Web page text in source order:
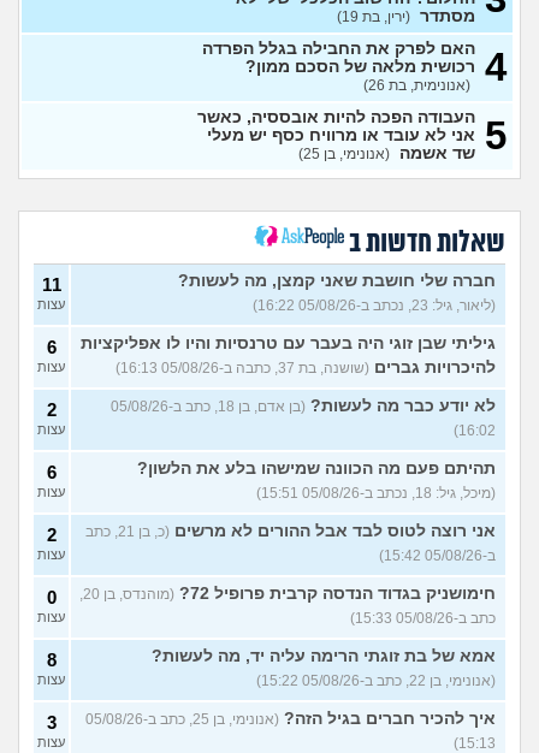
(נקטרינה, בת 30)
איך לבטל הכל ולהחזיר את
הסכום ששילמתי?
(אנונימית, בת
90)
0
מרגיש תקוע במקום מבחינת
עבודה והחיים (עוד אחד, בן 31)
1
איך לעזאזל בעל עסק יכול
לעשות פה כסף? (סתםאחד, בן
עצות
איך להרוויח הרבה כסף?
(Lisa,
בן 22)
איך אני יכול להתעשר על ידי
הקמת עסק בעצמי מאפס?
(Alisa, בת 20)
4
עצות
אוהב לבזבז יותר מידי, זה
בעייתי לחיות ככה? (אוהב לבזבז,
בן 35)
4
עצות
האם כדאי למכור את הקרן
כספית קסם אקטיב אירו?
(יפה, בת 31)
9
עצות
תשלום טיפ בקופה - זה הגיוני? 4
אמורה לקבל ירושה, מה לעשות
10
מרגישה בתחתית כלכלית,
בעבודה בהכל יש לי סיבה?
(עמית, בת 24)
18
עצות
אם אני מוריד את המשוואה של
ההשוואה בצד האם אני ואישתי
במצב טוב?
(ריי מסטיריו, בן
29)
5
עצות
מסתדר (ירין, בת 19)
4 האם לפרק את החבילה בגלל הפרדה
רכושית מלאה של הסכם ממון?
(אנונימית, בת 26)
5 העבודה הפכה להיות אובססיה, כאשר
אני לא עובד או מרוויח כסף יש מעלי
שד אשמה (אנונימי, בן 25)
שאלות חדשות ב
חברה שלי חושבת שאני קמצן, מה לעשות?
(ליאור, גיל: 23, נכתב ב-05/08/26 16:22)
11
עצות
גיליתי שבן זוגי היה בעבר עם טרנסיות והיו לו אפליקציות
להיכרויות גברים (שושנה, בת 37, כתבה ב-05/08/26 16:13)
6
עצות
לא יודע כבר מה לעשות?
(בן אדם, בן 18, כתב ב-05/08/26
16:02)
2
עצות
תהיתם פעם מה הכוונה שמישהו בלע את הלשון?
(מיכל, גיל: 18, נכתב ב-05/08/26 15:51)
6
עצות
אני רוצה לטוס לבד אבל ההורים לא מרשים
(כ, בן 21, כתב
ב-05/08/26 15:42)
2
עצות
חימושניק בגדוד הנדסה קרבית פרופיל 72?
(מוהנדס, בן 20,
כתב ב-05/08/26 15:33)
0
עצות
אמא של בת זוגתי הרימה עליה יד, מה לעשות?
(אנונימי, בן 22, כתב ב-05/08/26 15:22)
8
עצות
איך להכיר חברים בגיל הזה?
(אנונימי, בן 25, כתב ב-05/08/26
15:13)
3
עצות